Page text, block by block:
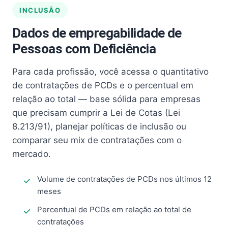
INCLUSÃO
Dados de empregabilidade de
Pessoas com Deficiência
Para cada profissão, você acessa o quantitativo
de contratações de PCDs e o percentual em
relação ao total — base sólida para empresas
que precisam cumprir a Lei de Cotas (Lei
8.213/91), planejar políticas de inclusão ou
comparar seu mix de contratações com o
mercado.
Volume de contratações de PCDs nos últimos 12
meses
Percentual de PCDs em relação ao total de
contratações